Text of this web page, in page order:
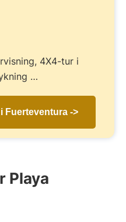
4X4-tur i
…
Fuerteventura ->
Playa